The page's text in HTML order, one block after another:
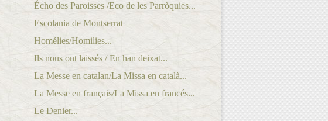
Écho des Paroisses /Eco de les Parròquies...
Escolania de Montserrat
Homélies/Homilies...
Ils nous ont laissés / En han deixat...
La Messe en catalan/La Missa en català...
La Messe en français/La Missa en francés...
Le Denier...